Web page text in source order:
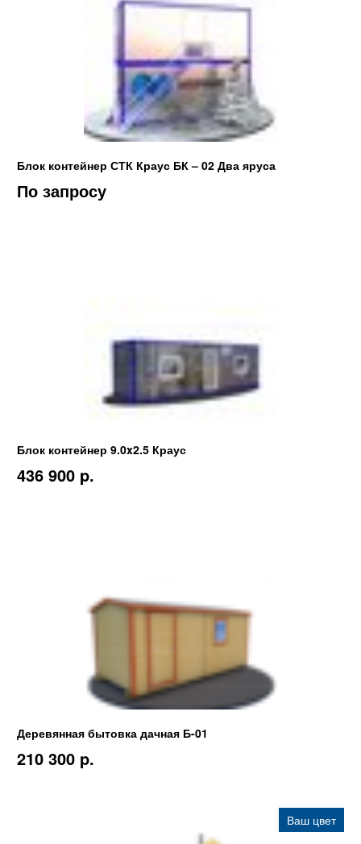
Блок контейнер СТК Краус БК – 02 Два яруса
По запросу
Блок контейнер 9.0x2.5 Краус
436 900 p.
Деревянная бытовка дачная Б-01
210 300 p.
Ваш цвет